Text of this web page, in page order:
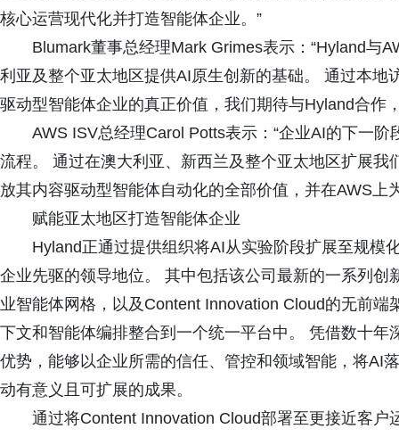
核心运营现代化并打造智能体企业。”
Blumark董事总经理Mark Grimes表示：“Hyland与
利亚及整个亚太地区提供AI原生创新的基础。 通过本
驱动型智能体企业的真正价值，我们期待与Hyland合作
AWS ISV总经理Carol Potts表示：“企业AI的下一
流程。 通过在澳大利亚、新西兰及整个亚太地区扩展
放其内容驱动型智能体自动化的全部价值，并在AWS上
赋能亚太地区打造智能体企业
Hyland正通过提供组织将AI从实验阶段扩展至规模
企业先驱的领导地位。 其中包括该公司最新的一系列
业智能体网格，以及Content Innovation Cloud的无前
下文和智能体编排整合到一个统一平台中。 凭借数十
优势，能够以企业所需的信任、管控和领域智能，将AI
动有意义且可扩展的成果。
通过将Content Innovation Cloud部署至更接近客